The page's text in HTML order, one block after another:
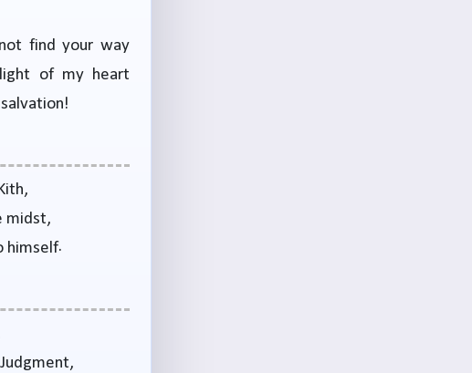
find your way
of my heart
midst,
himself.